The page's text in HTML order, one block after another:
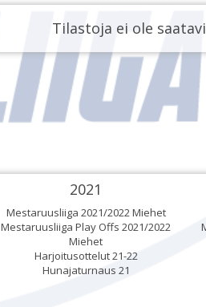
Tilastoja ei ole
2021
Mestaruusliiga 2021/2022 Miehet
Mestaruusliiga Play Offs 2021/2022
Miehet
Harjoitusottelut 21-22
Hunajaturnaus 21